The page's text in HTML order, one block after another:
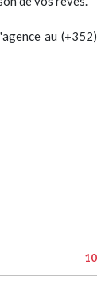
au (+352)
10